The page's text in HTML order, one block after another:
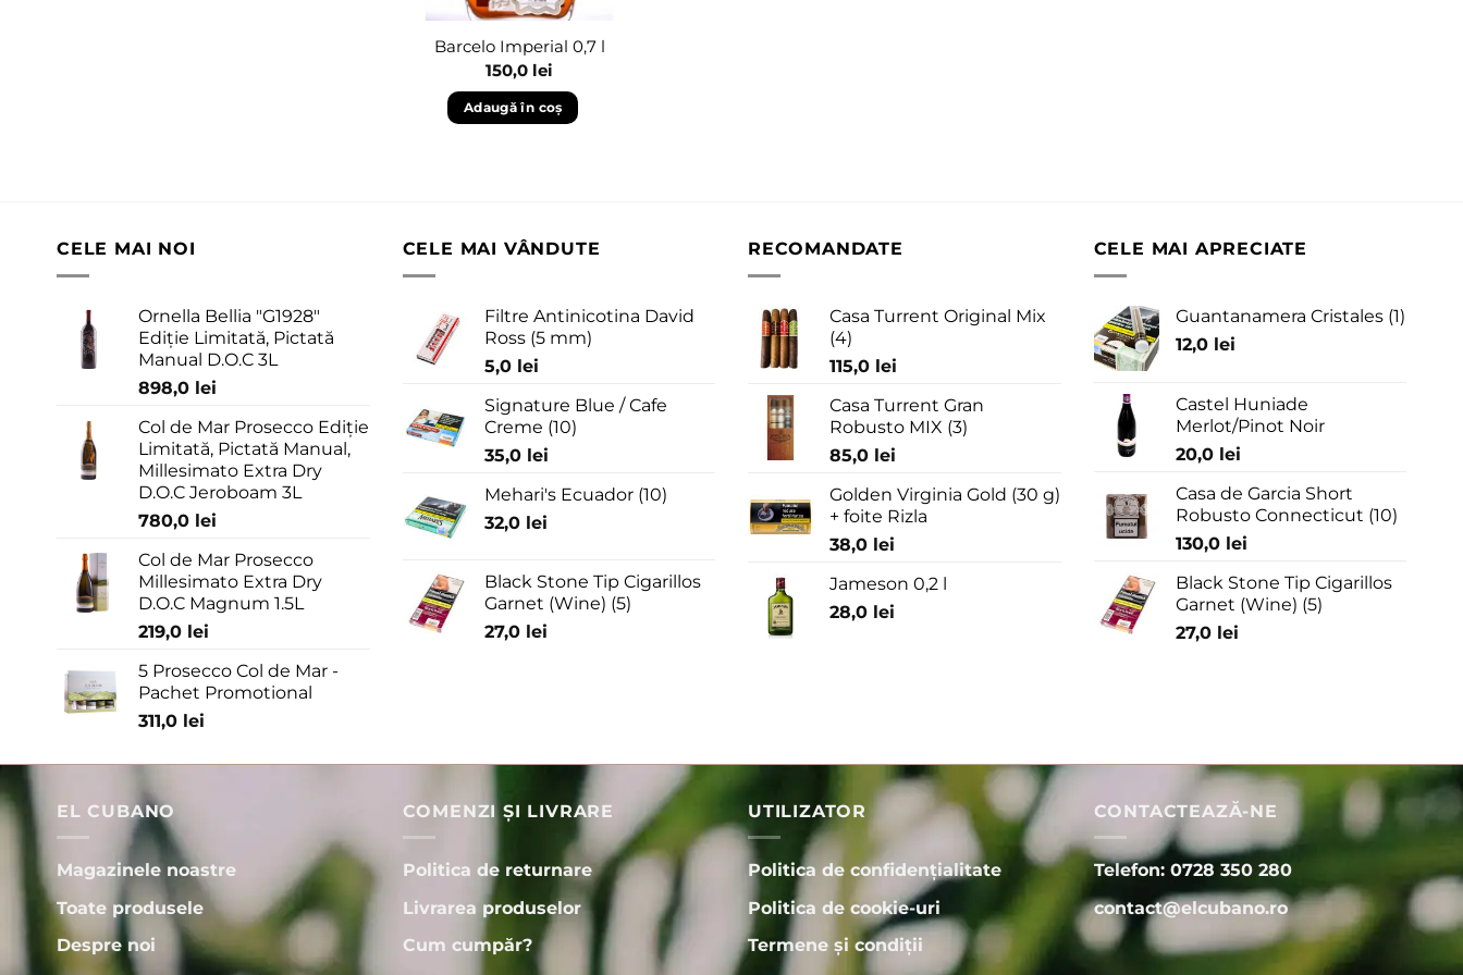
Barcelo Imperial 0,7 l
150,0 lei
Adaugă în coș
CELE MAI NOI
Ornella Bellia "G1928"
Ediție Limitată, Pictată
Manual D.O.C 3L
898,0 lei
Col de Mar Prosecco Ediție
Limitată, Pictată Manual,
Millesimato Extra Dry
D.O.C Jeroboam 3L
780,0 lei
Col de Mar Prosecco
Millesimato Extra Dry
D.O.C Magnum 1.5L
219,0 lei
5 Prosecco Col de Mar -
Pachet Promotional
311,0 lei
CELE MAI VÂNDUTE
Filtre Antinicotina David
Ross (5 mm)
5,0 lei
Signature Blue / Cafe
Creme (10)
35,0 lei
Mehari's Ecuador (10)
32,0 lei
Black Stone Tip Cigarillos
Garnet (Wine) (5)
27,0 lei
RECOMANDATE
Casa Turrent Original Mix
(4)
115,0 lei
Casa Turrent Gran
Robusto MIX (3)
85,0 lei
Golden Virginia Gold (30 g)
+ foite Rizla
38,0 lei
Jameson 0,2 l
28,0 lei
CELE MAI APRECIATE
Guantanamera Cristales (1)
12,0 lei
Castel Huniade
Merlot/Pinot Noir
20,0 lei
Casa de Garcia Short
Robusto Connecticut (10)
130,0 lei
Black Stone Tip Cigarillos
Garnet (Wine) (5)
27,0 lei
EL CUBANO
Magazinele noastre
Toate produsele
Despre noi
COMENZI ȘI LIVRARE
Politica de returnare
Livrarea produselor
Cum cumpăr?
UTILIZATOR
Politica de confidențialitate
Politica de cookie-uri
Termene și condiții
CONTACTEAZĂ-NE
Telefon: 0728 350 280
contact@elcubano.ro